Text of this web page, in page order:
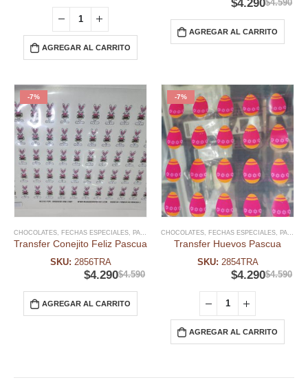
AGREGAR AL CARRITO
$4.590
$4.290
AGREGAR AL CARRITO
-7%
CHOCOLATES FECHAS ESPECIALES PASCUA RESURRECIÓN , SPRINKLES Y DECO PASCUA
Transfer Conejito Feliz Pascua
SKU: 2856TRA
$4.590
$4.290
AGREGAR AL CARRITO
-7%
CHOCOLATES FECHAS ESPECIALES PASCUA RESURRECIÓN
Transfer Huevos Pascua
SKU: 2854TRA
$4.590
$4.290
AGREGAR AL CARRITO